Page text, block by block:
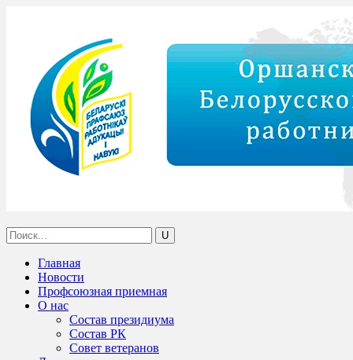
Главная
Новости
Профсоюзная приемная
О нас
Состав президиума
Состав РК
Совет ветеранов